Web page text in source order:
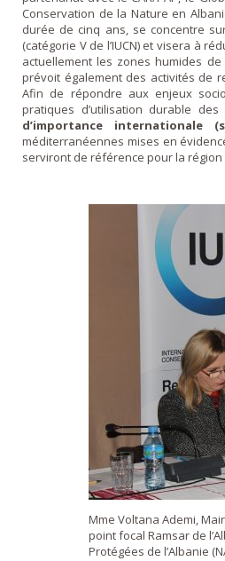
Conservation de la Nature en
durée de cinq ans, se concentre
(catégorie V de l’IUCN) et visera à
actuellement les zones humides
prévoit également des activités de
Afin de répondre aux enjeux
pratiques d’utilisation durable
d’importance internationale
méditerranéennes mises en
serviront de référence pour la
Mme Voltana Ademi,
point focal Ramsar de
Protégées de l’Albanie